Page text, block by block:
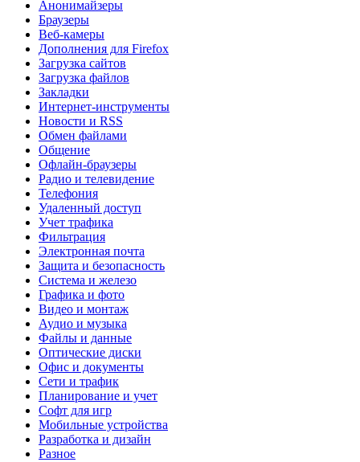
Анонимайзеры
Браузеры
Веб-камеры
Дополнения для Firefox
Загрузка сайтов
Загрузка файлов
Закладки
Интернет-инструменты
Новости и RSS
Обмен файлами
Общение
Офлайн-браузеры
Радио и телевидение
Телефония
Удаленный доступ
Учет трафика
Фильтрация
Электронная почта
Защита и безопасность
Система и железо
Графика и фото
Видео и монтаж
Аудио и музыка
Файлы и данные
Оптические диски
Офис и документы
Сети и трафик
Планирование и учет
Софт для игр
Мобильные устройства
Разработка и дизайн
Разное